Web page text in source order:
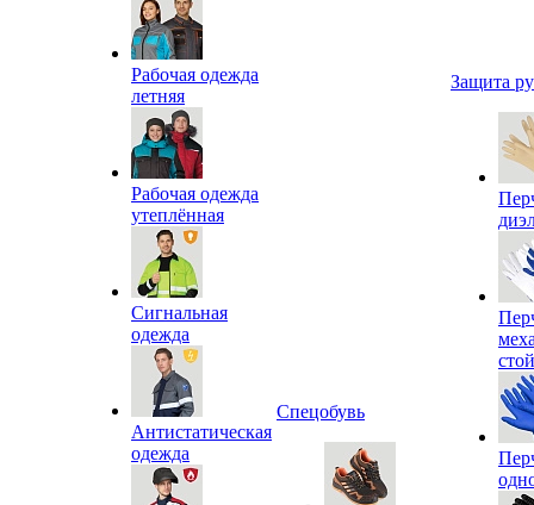
Рабочая одежда
летняя
Рабочая одежда
утеплённая
Сигнальная
одежда
Антистатическая
одежда
Спецобувь
Защита